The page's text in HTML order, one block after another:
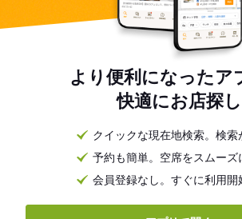
より便利になったア
快適にお店探し
クイックな現在地検索。検索
予約も簡単。空席をスムーズ
会員登録なし。すぐに利用開